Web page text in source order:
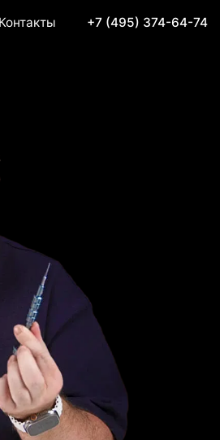
Контакты +7 (495) 374-64-74